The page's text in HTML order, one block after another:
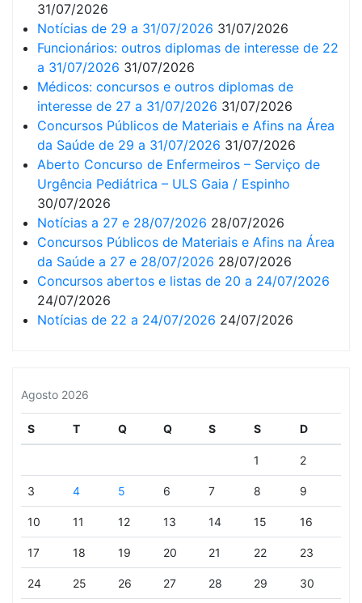
31/07/2026
Notícias de 29 a 31/07/2026 31/07/2026
Funcionários: outros diplomas de interesse de 22
a 31/07/2026 31/07/2026
Médicos: concursos e outros diplomas de
interesse de 27 a 31/07/2026 31/07/2026
Concursos Públicos de Materiais e Afins na Área
da Saúde de 29 a 31/07/2026 31/07/2026
Aberto Concurso de Enfermeiros – Serviço de
Urgência Pediátrica – ULS Gaia / Espinho
30/07/2026
Notícias a 27 e 28/07/2026 28/07/2026
Concursos Públicos de Materiais e Afins na Área
da Saúde a 27 e 28/07/2026 28/07/2026
Concursos abertos e listas de 20 a 24/07/2026
24/07/2026
Notícias de 22 a 24/07/2026 24/07/2026
Agosto 2026
S T Q Q S S D
1 2
3 4 5 6 7 8 9
10 11 12 13 14 15 16
17 18 19 20 21 22 23
24 25 26 27 28 29 30